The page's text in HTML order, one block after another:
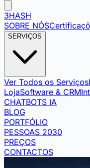
3HASH
SOBRE NÓS
SERVIÇOS
Ver Todos os Serviços
LojaSoftware & CRM
CHATBOTS IA
BLOG
PORTFÓLIO
PESSOAS 2030
PREÇOS
CONTACTOS
Falamos · Resposta <24h